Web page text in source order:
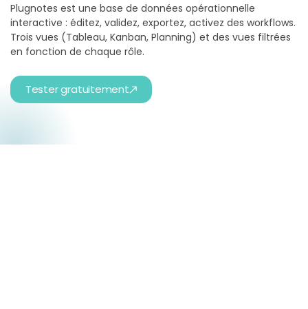
Plugnotes est une base de données opérationnelle
interactive : éditez, validez, exportez, activez des workflows.
Trois vues (Tableau, Kanban, Planning) et des vues filtrées
en fonction de chaque rôle.
Tester gratuitement